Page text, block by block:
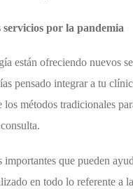
por la pandemia
están ofreciendo nuevos
pensado integrar a tu
métodos tradicionales
importantes que pueden
en todo lo referente a